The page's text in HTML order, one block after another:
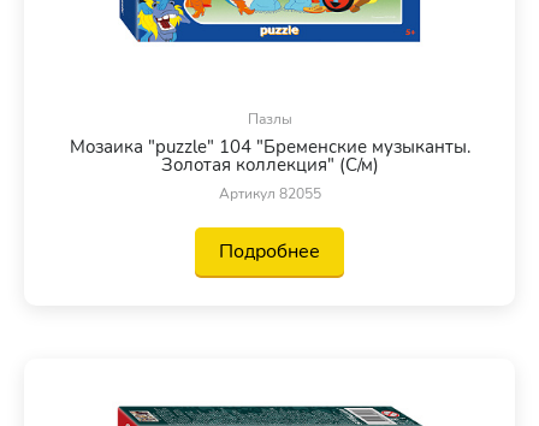
Пазлы
Мозаика "puzzle" 104 "Бременские музыканты.
Золотая коллекция" (С/м)
Артикул 82055
Подробнее